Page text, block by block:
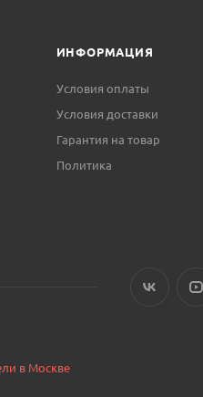
ИНФОРМАЦИЯ
Условия оплаты
Условия доставки
Гарантия на товар
Политика
в Москве